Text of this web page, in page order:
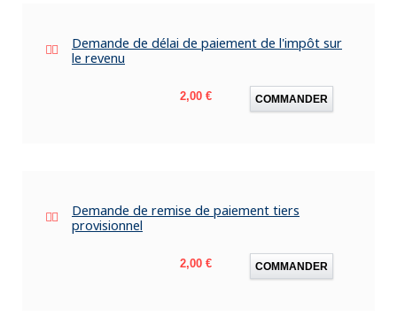
Demande de délai de paiement de l'impôt sur
le revenu
Prix
2,00 € COMMANDER
Demande de remise de paiement tiers
provisionnel
Prix
2,00 € COMMANDER